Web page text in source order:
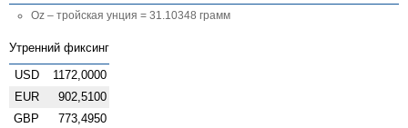
Oz – тройская унция = 31.10348 грамм
Утренний фиксинг
USD
1172,0000
EUR
902,5100
GBP
773,4950